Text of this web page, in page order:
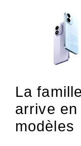
La
arrive
modèles